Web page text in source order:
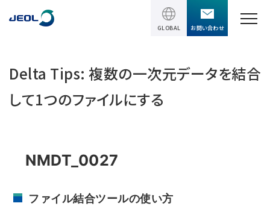
製品情報
理科学機器
透過電子顕微鏡 (TEM)
サービス＆サポート
装置利用サポート
ソリューション
GLOBAL お問い合わせ
Delta Tips: 複数の一次元データを結合
して1つのファイルにする
NMDT_0027
ファイル結合ツールの使い方